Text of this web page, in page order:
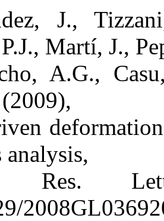
J.,
Martí, J.,
A.G.,
analysis,
Res.